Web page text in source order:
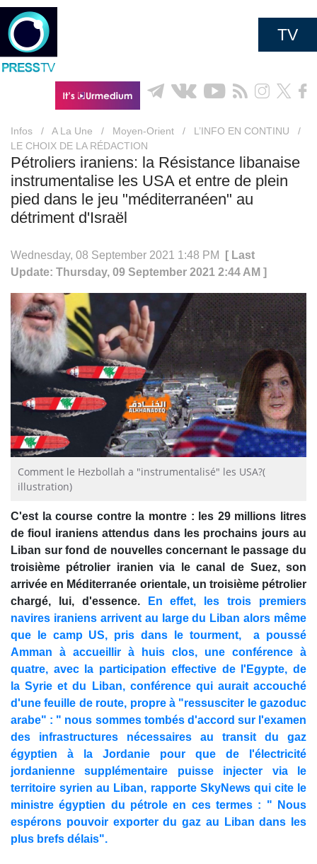
TV
Infos / A La Une / Moyen-Orient / L’INFO EN CONTINU
/
LE CHOIX DE LA RÉDACTION
Pétroliers iraniens: la Résistance libanaise
instrumentalise les USA et entre de plein
pied dans le jeu "méditerranéen" au
détriment d'Israël
Wednesday, 08 September 2021 1:48 PM
[ Last
Update: Thursday, 09 September 2021 2:44 AM ]
Comment le Hezbollah a "instrumentalisé" les USA?(
illustration)
C'est la course contre la montre : les 29 millions litres
de fioul iraniens attendus dans les prochains jours au
Liban sur fond de nouvelles concernant le passage du
troisième pétrolier iranien via le canal de Suez, son
arrivée en Méditerranée orientale, un troisième pétrolier
chargé, lui, d'essence.En effet, les trois premiers
navires iraniens arrivent au large du Liban alors même
que le camp US, pris dans le tourment, a poussé
Amman à accueillir à huis clos, une conférence à
quatre, avec la participation effective de l'Egypte, de
la Syrie et du Liban, conférence qui aurait accouché
d'une feuille de route, propre à "ressusciter le gazoduc
arabe" : " nous sommes tombés d'accord sur l'examen
des infrastructures nécessaires au transit du gaz
égyptien à la Jordanie pour que de l'électricité
jordanienne supplémentaire puisse injecter via le
territoire syrien au Liban, rapporte SkyNews qui cite le
ministre égyptien du pétrole en ces termes : " Nous
espérons pouvoir exporter du gaz au Liban dans les
plus brefs délais".